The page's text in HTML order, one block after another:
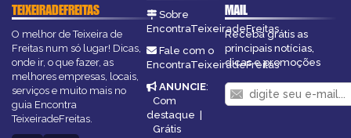
TEIXEIRADEFREITAS
O melhor de Teixeira de
Freitas num só lugar! Dicas,
onde ir, o que fazer, as
melhores empresas, locais,
serviços e muito mais no
guia Encontra
TeixeiradeFreitas.
Sobre
EncontraTeixeiradeFreitas
Fale com o
EncontraTeixeiradeFreitas
ANUNCIE:
Com
destaque |
Grátis
MAIL
Receba grátis as
principais notícias,
dicas e promoções